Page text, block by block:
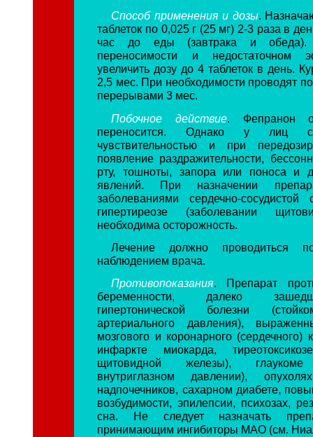
Способ применения и дозы.
таблеток по 0,025 г (25 мг) 2-3 раза в
час до еды (завтрака и
переносимости и недостаточном
увеличить дозу до 4 таблеток в день.
2,5 мес. При необходимости проводят
перерывами 3 мес.
Побочное действие. Фепранон
переносится. Однако у лиц
чувствительностью и при
появление раздражительности,
рту, тошноты, запора или поноса и
явлений. При назначении
заболеваниями сердечно-
гипертиреозе (заболевании
необходима осторожность.
Лечение должно проводиться
наблюдением врача.
Противопоказания. Препарат
беременности, далеко
гипертонической болезни
артериального давления),
мозгового и коронарного (сердечного)
инфаркте миокарда,
щитовидной железы),
внутриглазном давлении),
надпочечников, сахарном диабете,
возбудимости, эпилепсии, психозах,
сна. Не следует назначать
принимающим ингибиторы МАО (см.